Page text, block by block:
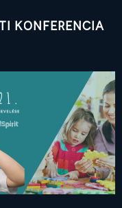
konferencia